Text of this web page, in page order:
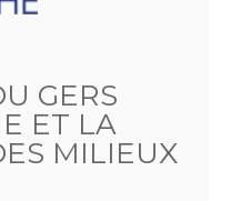
GERS
ET LA
MILIEUX